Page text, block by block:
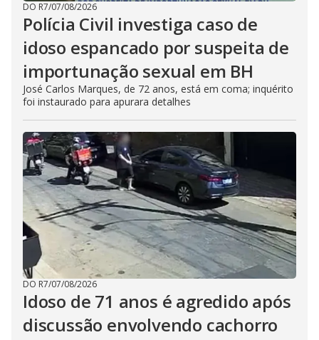
DO R7/07/08/2026
Polícia Civil investiga caso de
idoso espancado por suspeita de
importunação sexual em BH
José Carlos Marques, de 72 anos, está em coma; inquérito
foi instaurado para apurara detalhes
DO R7/07/08/2026
Idoso de 71 anos é agredido após
discussão envolvendo cachorro